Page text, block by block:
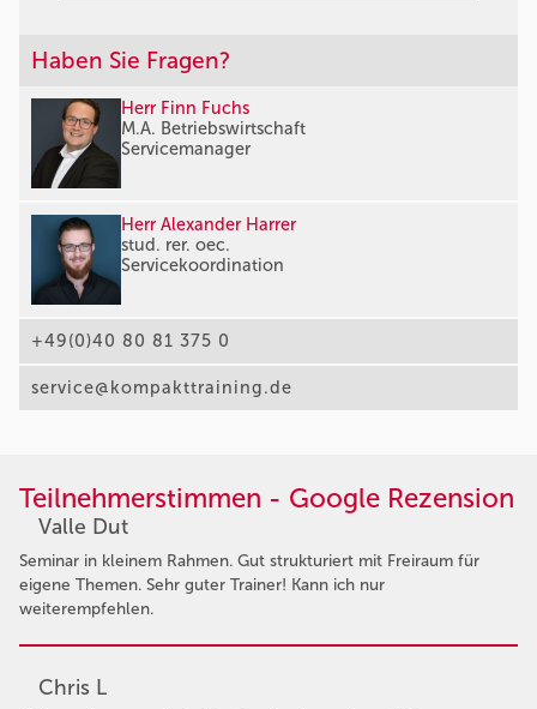
Haben Sie Fragen?
Herr Finn Fuchs
M.A. Betriebswirtschaft
Servicemanager
Herr Alexander Harrer
stud. rer. oec.
Servicekoordination
+49(0)40 80 81 375 0
service@kompakttraining.de
Teilnehmerstimmen - Google Rezension
Valle Dut
Seminar in kleinem Rahmen. Gut strukturiert mit Freiraum für
eigene Themen. Sehr guter Trainer! Kann ich nur
weiterempfehlen.
Chris L